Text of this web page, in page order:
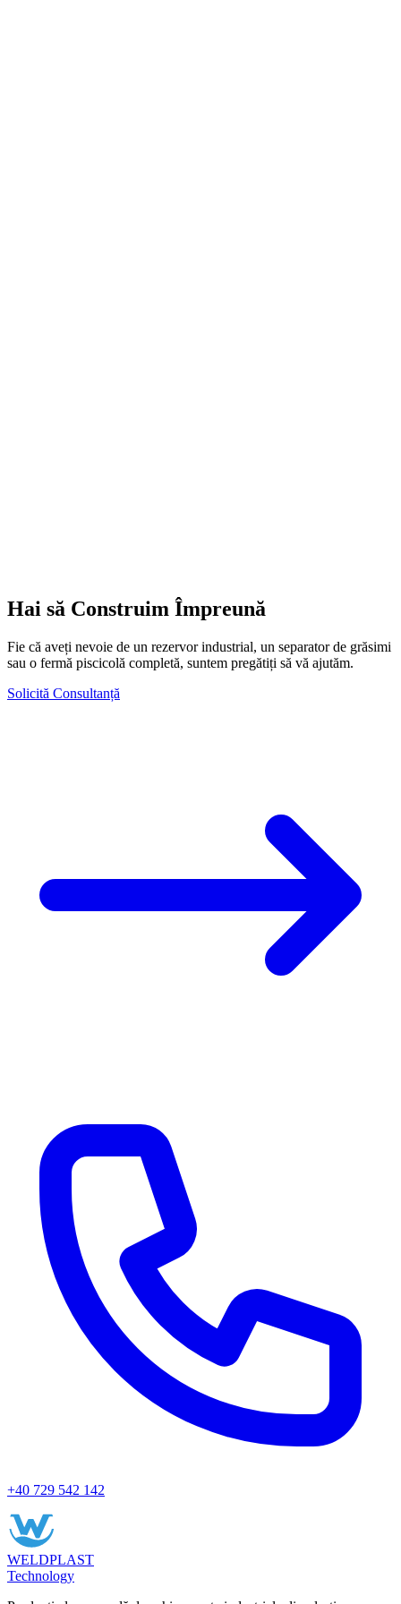
Hai să Construim Împreună
Fie că aveți nevoie de un rezervor industrial, un separator de grăsimi
sau o fermă piscicolă completă, suntem pregătiți să vă ajutăm.
Solicită Consultanță
+40 729 542 142
WELDPLAST
Technology